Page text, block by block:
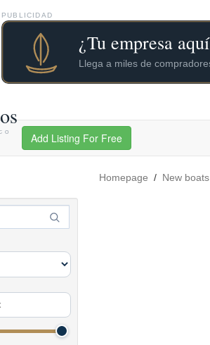
PUBLICIDAD
Add Listing For Free
Homepage / New boats